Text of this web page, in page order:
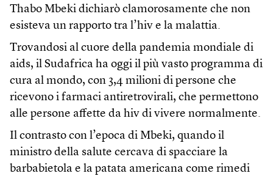
Thabo Mbeki dichiarò clamorosamente che non
esisteva un rapporto tra l’hiv e la malattia.
Trovandosi al cuore della pandemia mondiale di
aids, il Sudafrica ha oggi il più vasto programma di
cura al mondo, con 3,4 milioni di persone che
ricevono i farmaci antiretrovirali, che permettono
alle persone affette da hiv di vivere normalmente.
Il contrasto con l’epoca di Mbeki, quando il
ministro della salute cercava di spacciare la
barbabietola e la patata americana come rimedi